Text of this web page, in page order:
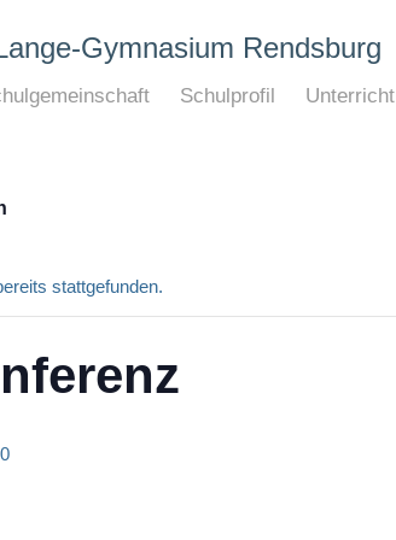
Gymnasium Rendsburg
Schulprofil Unterricht
stattgefunden.